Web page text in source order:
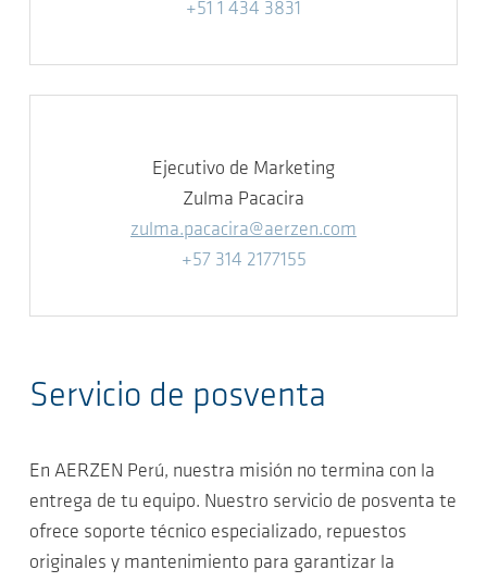
+51 1 434 3831
Ejecutivo de Marketing
Zulma Pacacira
zulma.pacacira@aerzen.com
+57 314 2177155
Servicio de posventa
En AERZEN Perú, nuestra misión no termina con la
entrega de tu equipo. Nuestro servicio de posventa te
ofrece soporte técnico especializado, repuestos
originales y mantenimiento para garantizar la